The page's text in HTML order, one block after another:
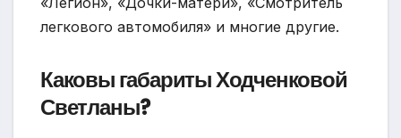
легкового автомобиля» и многие другие.
Каковы габариты Ходченковой
Светланы?